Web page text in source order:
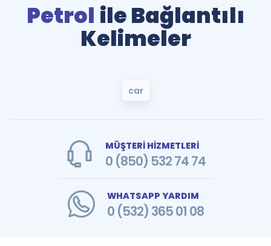
Petrol ile Bağlantılı
Kelimeler
car
MÜŞTERİ HİZMETLERİ
0 (850) 532 74 74
WHATSAPP YARDIM
0 (532) 365 01 08